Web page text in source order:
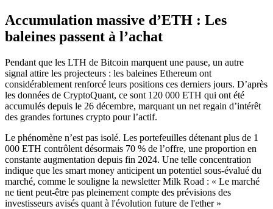
Accumulation massive d’ETH : Les
baleines passent à l’achat
Pendant que les LTH de Bitcoin marquent une pause, un autre
signal attire les projecteurs : les baleines Ethereum ont
considérablement renforcé leurs positions ces derniers jours. D’après
les données de CryptoQuant, ce sont 120 000 ETH qui ont été
accumulés depuis le 26 décembre, marquant un net regain d’intérêt
des grandes fortunes crypto pour l’actif.
Le phénomène n’est pas isolé. Les portefeuilles détenant plus de 1
000 ETH contrôlent désormais 70 % de l’offre, une proportion en
constante augmentation depuis fin 2024. Une telle concentration
indique que les smart money anticipent un potentiel sous-évalué du
marché, comme le souligne la newsletter Milk Road : « Le marché
ne tient peut-être pas pleinement compte des prévisions des
investisseurs avisés quant à l'évolution future de l'ether »